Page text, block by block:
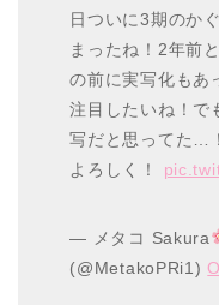
日ついに3期のか
まったね！2年前
の前に実写化もあ
注目したいね！で
写だと思ってた…
よろしく！
— メタコ Sakura
(@MetakoPRi1)